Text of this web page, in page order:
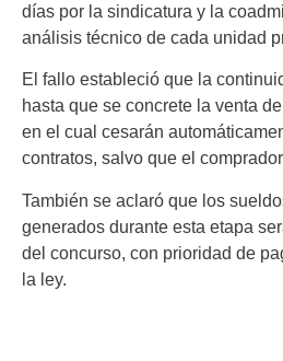
días por la sindicatura y la
análisis técnico de cada unidad
El fallo estableció que la
hasta que se concrete la venta
en el cual cesarán
contratos, salvo que el
También se aclaró que los
generados durante esta etapa
del concurso, con prioridad de
la ley.